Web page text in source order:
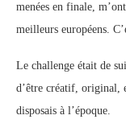
menées en finale,
meilleurs européens.
Le challenge était de
d’être créatif, original,
disposais à l’époque.